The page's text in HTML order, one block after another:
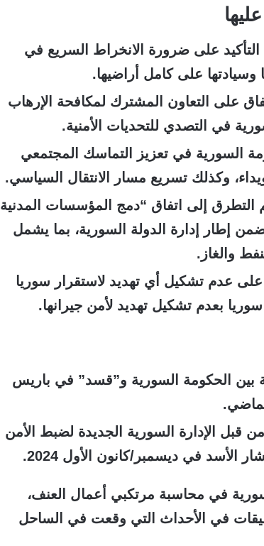
التأكيد على ضرورة الانخراط السريع في
على كامل أراضيها.
على التعاون المشترك لمكافحة الإرهاب
في التصدي للتحديات الأمنية.
السورية في تعزيز التماسك المجتمعي
وكذلك تسريع مسار الانتقال السياسي.
التطرق إلى اتفاق “دمج المؤسسات المدنية
إطار إدارة الدولة السورية، بما يشمل
والغاز.
على عدم تشكيل أي تهديد لاستقرار سوريا
بعدم تشكيل تهديد لأمن جيرانها.
بين الحكومة السورية و”قسد” في باريس
قبل الإدارة السورية الجديدة لضبط الأمن
الأسد في ديسمبر/كانون الأول 2024.
في محاسبة مرتكبي أعمال العنف،
في الأحداث التي وقعت في الساحل